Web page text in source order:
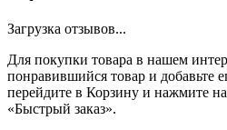
Загрузка отзывов...
Для покупки товара в нашем
понравившийся товар и добавьте
перейдите в Корзину и нажмите
«Быстрый заказ».